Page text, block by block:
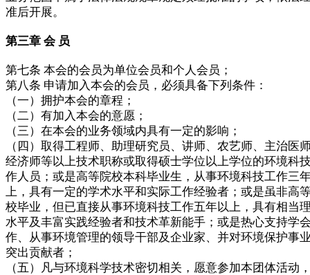
准后开展。
第三章 会 员
第七条 本会的会员为单位会员和个人会员；
第八条 申请加入本会的会员，必须具备下列条件：
（一）拥护本会的章程；
（二）有加入本会的意愿；
（三）在本会的业务领域内具有一定的影响；
（四）取得工程师、助理研究员、讲师、农艺师、主治医
经济师等以上技术职称或取得硕士学位以上学位的环境科
作人员；或是高等院校本科毕业生，从事环境科技工作三
上，具有一定的学术水平和实际工作经验者；或是虽非高
校毕业，但已直接从事环境科技工作五年以上，具有相当
水平及丰富实践经验者和技术革新能手；或是热心支持学
作、从事环境管理的领导干部及企业家、并对环境保护事
突出贡献者；
（五）凡与环境科学技术密切相关，愿意参加本团体活动